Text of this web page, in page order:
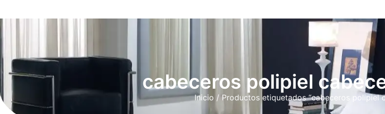
cabeceros polipiel
Inicio / Productos etiquetados “cabeceros polipiel